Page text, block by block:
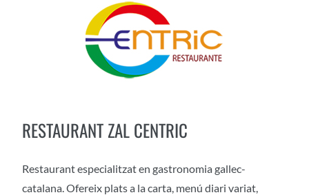
RESTAURANT ZAL CENTRIC
Restaurant especialitzat en gastronomia gallec-
catalana. Ofereix plats a la carta, menú diari variat,